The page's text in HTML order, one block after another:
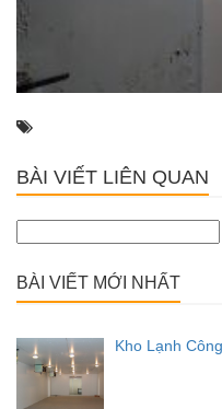
BÀI VIẾT LIÊN QUAN
kiếm
BÀI VIẾT MỚI NHẤT
Kho Lạnh